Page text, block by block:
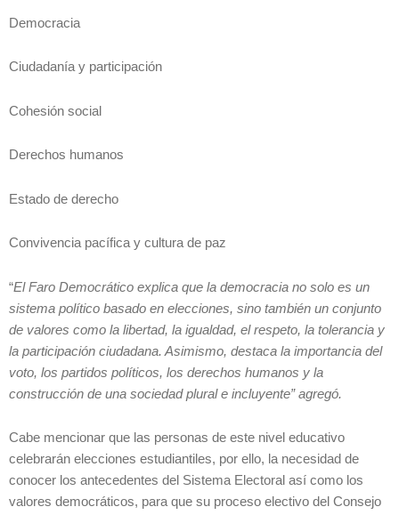
Democracia
Ciudadanía y participación
Cohesión social
Derechos humanos
Estado de derecho
Convivencia pacífica y cultura de paz
“El Faro Democrático explica que la democracia no solo es un
sistema político basado en elecciones, sino también un conjunto
de valores como la libertad, la igualdad, el respeto, la tolerancia y
la participación ciudadana. Asimismo, destaca la importancia del
voto, los partidos políticos, los derechos humanos y la
construcción de una sociedad plural e incluyente” agregó.
Cabe mencionar que las personas de este nivel educativo
celebrarán elecciones estudiantiles, por ello, la necesidad de
conocer los antecedentes del Sistema Electoral así como los
valores democráticos, para que su proceso electivo del Consejo